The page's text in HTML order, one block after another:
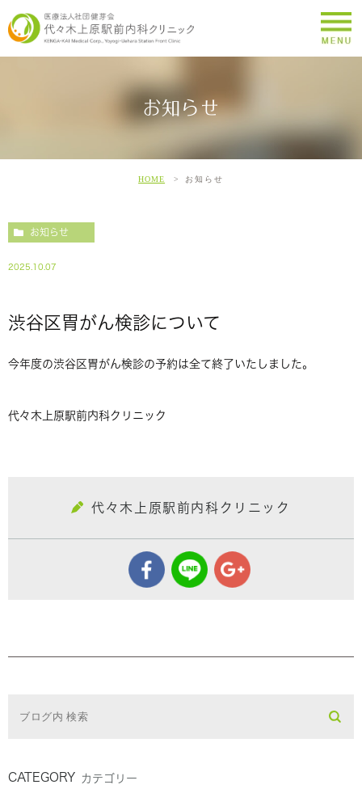
お知らせ
HOME お知らせ
お知らせ
2025.10.07
渋谷区胃がん検診について
今年度の渋谷区胃がん検診の予約は全て終了いたしました。
代々木上原駅前内科クリニック
代々木上原駅前内科クリニック
CATEGORY カテゴリー